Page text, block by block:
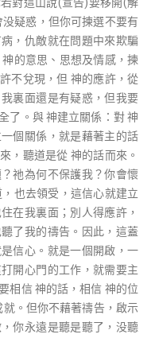
疑惑，但你可揀選不要有
，仇敵就在問題中來欺騙
的意思、思想及情感，揀
不兌現，但 神的應許，從
裏面還是有疑惑，但我要
了。與 神建立關係：對 神
個關係，就是藉著主的話
，聽道是從 神的話而來。
祂為何不保護我？你會懷
也去領受，這信心就建立
在我裏面；別人得應許，
了我的禱告。因此，這蓋
信心。就是一個開啟，一
開心門的工作，就需要主
相信 神的話，相信 神的位
。但你不藉著禱告，啟示
你永遠是聽是聽了，没聽